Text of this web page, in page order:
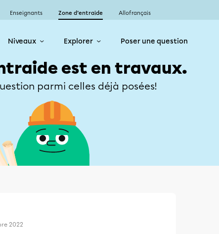
Enseignants Zone d’entraide Allofrançais
Niveaux Explorer Poser une question
est en travaux.
parmi celles déjà posées!
2022